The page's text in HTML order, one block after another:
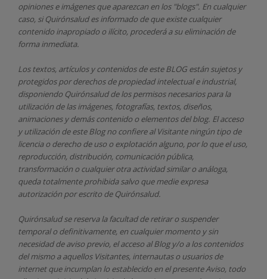
opiniones e imágenes que aparezcan en los "blogs". En cualquier
caso, si Quirónsaludes informado de que existe cualquier
contenido inapropiado o ilícito, procederá a su eliminación de
forma inmediata.
Los textos, artículos y contenidos de este BLOG están sujetos y
protegidos por derechos de propiedad intelectual e industrial,
disponiendo Quirónsaludde los permisos necesarios para la
utilización de las imágenes, fotografías, textos, diseños,
animaciones y demás contenido o elementos del blog. El acceso
y utilización de este Blog no confiere al Visitante ningún tipo de
licencia o derecho de uso o explotación alguno, por lo que el uso,
reproducción, distribución, comunicación pública,
transformación o cualquier otra actividad similar o análoga,
queda totalmente prohibida salvo que medie expresa
autorización por escrito de Quirónsalud.
Quirónsaludse reserva la facultad de retirar o suspender
temporal o definitivamente, en cualquier momento y sin
necesidad de aviso previo, el acceso al Blog y/o a los contenidos
del mismo a aquellos Visitantes, internautas o usuarios de
internet que incumplan lo establecido en el presente Aviso, todo